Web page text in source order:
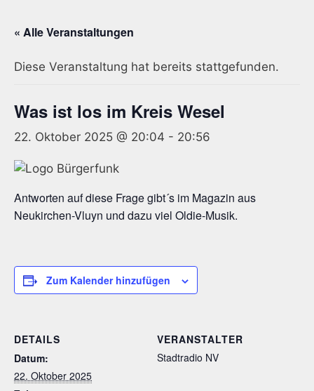
« Alle Veranstaltungen
Diese Veranstaltung hat bereits stattgefunden.
Was ist los im Kreis Wesel
22. Oktober 2025 @ 20:04 - 20:56
Antworten auf diese Frage gibt´s im Magazin aus
Neukirchen-Vluyn und dazu viel Oldie-Musik.
Zum Kalender hinzufügen
DETAILS
Datum:
22. Oktober 2025
VERANSTALTER
Stadtradio NV